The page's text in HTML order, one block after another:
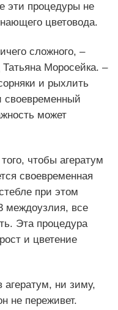
эти процедуры не
цветовода.
сложного, –
Моросейка. –
и рыхлить
своевременный
может
чтобы агератум
своевременная
при этом
междоузлия, все
Эта процедура
и цветение
ни зиму,
не переживет.